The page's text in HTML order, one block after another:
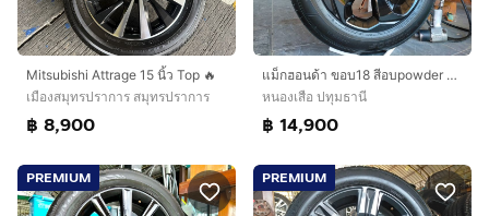
Mitsubishi Attrage 15 นิ้ว Top 🔥
เมืองสมุทรปราการ สมุทรปราการ
฿ 8,900
แม็กฮอนด้า ขอบ18 สีอบpowder coat พร้อมยางดันลอป 235 60 18 ปี24 ยางสวยทุกเส้น ใส่ CRV g3 g4 g5 g6
หนองเสือ ปทุมธานี
฿ 14,900
PREMIUM PREMIUM